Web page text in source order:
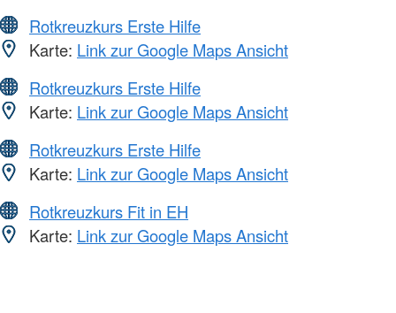
Rotkreuzkurs Erste Hilfe
Karte: Link zur Google Maps Ansicht
Rotkreuzkurs Erste Hilfe
Karte: Link zur Google Maps Ansicht
Rotkreuzkurs Erste Hilfe
Karte: Link zur Google Maps Ansicht
Rotkreuzkurs Fit in EH
Karte: Link zur Google Maps Ansicht